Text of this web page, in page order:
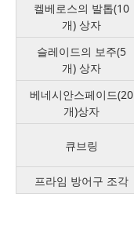
켈베로스의 발톱(10
개) 상자
슬레이드의 보주(5
개) 상자
베네시안스페이드(20
개)상자
큐브링
프라임 방어구 조각